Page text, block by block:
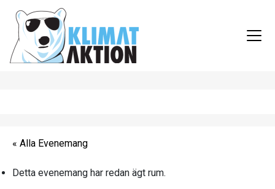
« Alla Evenemang
Detta evenemang har redan ägt rum.